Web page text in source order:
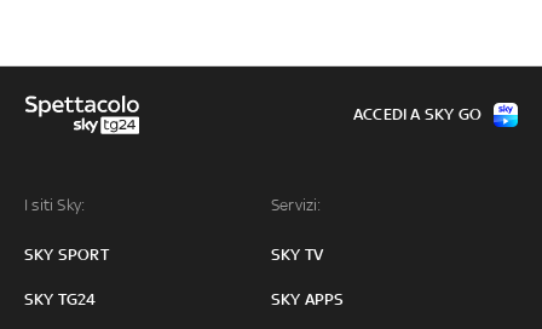
I siti Sky:
SKY SPORT
SKY TG24
Servizi:
SKY TV
SKY APPS
ACCEDI A SKY GO